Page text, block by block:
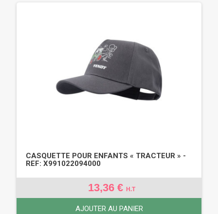
CASQUETTE POUR ENFANTS « TRACTEUR » -
REF: X991022094000
13,36 € H.T
AJOUTER AU PANIER